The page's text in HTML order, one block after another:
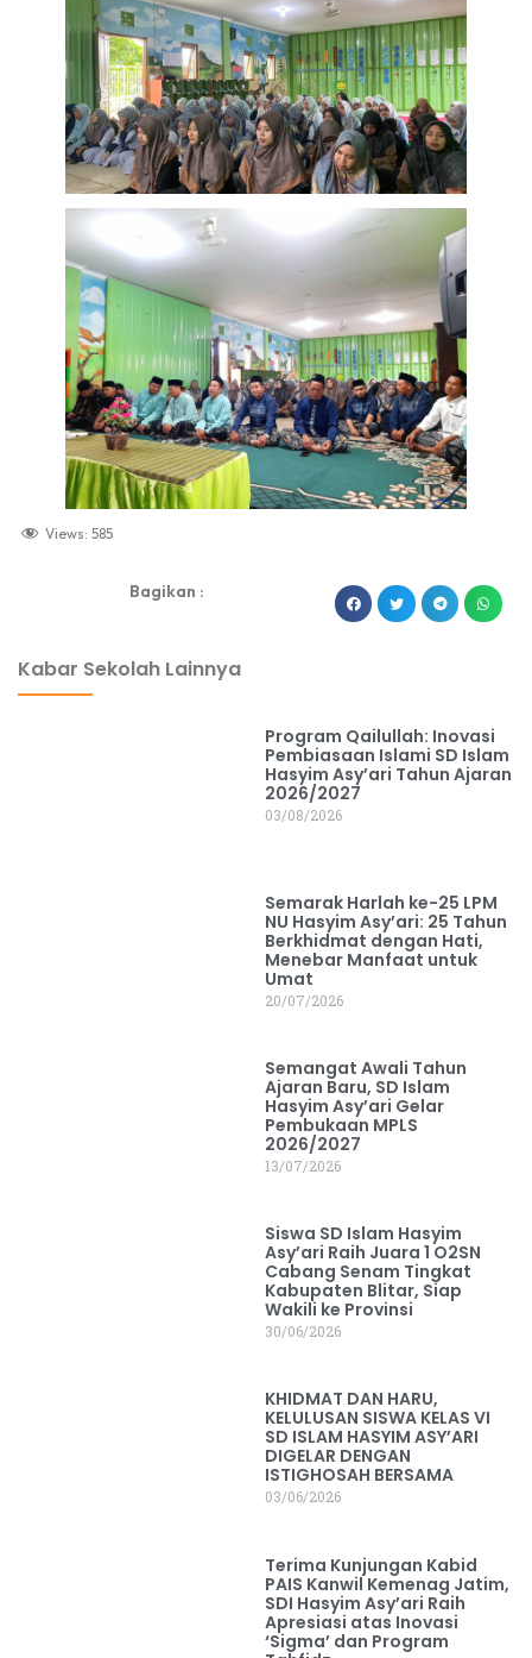
Views: 585
Bagikan :
Kabar Sekolah Lainnya
Program Qailullah: Inovasi
Pembiasaan Islami SD Islam
Hasyim Asy’ari Tahun Ajaran
2026/2027
03/08/2026
Semarak Harlah ke-25 LPM
NU Hasyim Asy’ari: 25 Tahun
Berkhidmat dengan Hati,
Menebar Manfaat untuk
Umat
20/07/2026
Semangat Awali Tahun
Ajaran Baru, SD Islam
Hasyim Asy’ari Gelar
Pembukaan MPLS
2026/2027
13/07/2026
Siswa SD Islam Hasyim
Asy’ari Raih Juara 1 O2SN
Cabang Senam Tingkat
Kabupaten Blitar, Siap
Wakili ke Provinsi
30/06/2026
KHIDMAT DAN HARU,
KELULUSAN SISWA KELAS VI
SD ISLAM HASYIM ASY’ARI
DIGELAR DENGAN
ISTIGHOSAH BERSAMA
03/06/2026
Terima Kunjungan Kabid
PAIS Kanwil Kemenag Jatim,
SDI Hasyim Asy’ari Raih
Apresiasi atas Inovasi
‘Sigma’ dan Program